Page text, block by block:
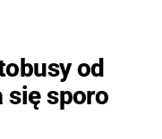
od
się sporo